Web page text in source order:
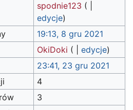
spodnie123 (
edycje)
19:13, 8 gru 2021
OkiDoki ( |edycje)
23:41, 23 gru 2021
4
3